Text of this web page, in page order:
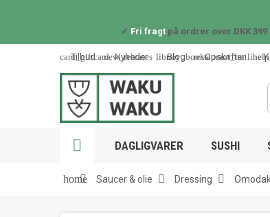
✓ Fri fragtpå ordrer over DKK 399
card_giftcard
Tilbud new_releases
Nyheder library_books
Blog restaurant_outline
Opskrifter
 DAGLIGVARER SUSHI
home
 Saucer & olie  Dressing 